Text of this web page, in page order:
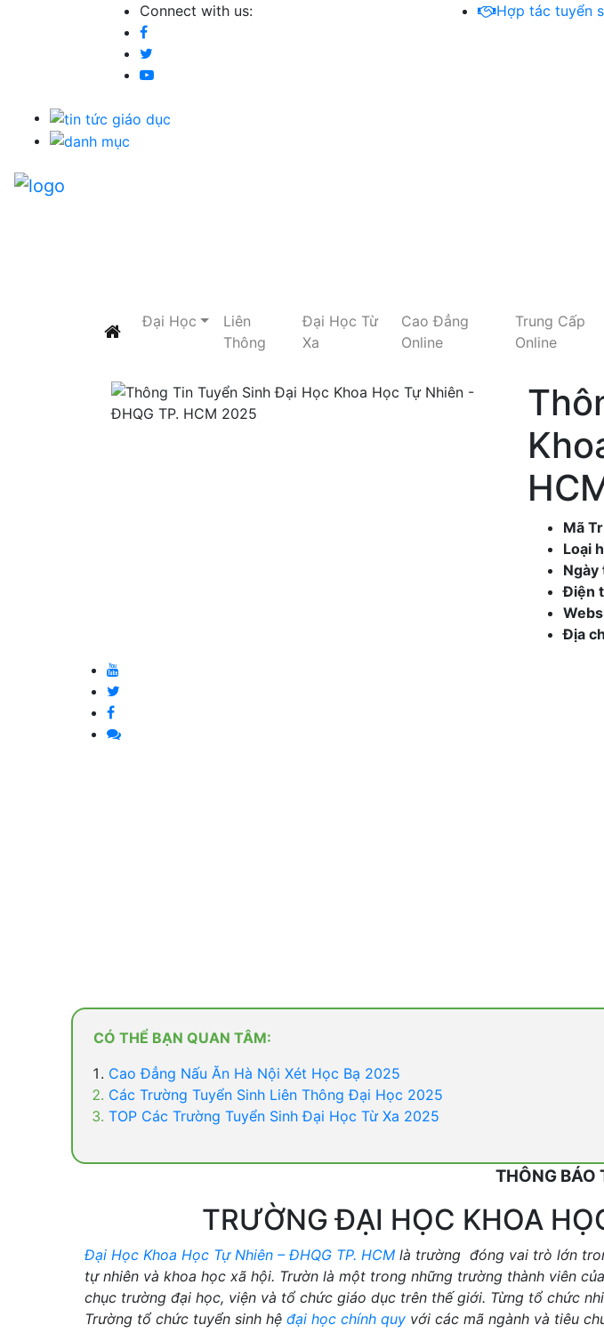
Connect with us: Hợp tác tuyển
Đại Học
Liên
Thông
Đại Học Từ
Xa
Cao Đẳng
Online
Trung Cấp
Online
Mã
Loại
Ngày
Điện
Địa
CÓ THỂ BẠN QUAN TÂM:
Cao Đẳng Nấu Ăn Hà Nội Xét Học Bạ 2025
Các Trường Tuyển Sinh Liên Thông Đại Học 2025
TOP Các Trường Tuyển Sinh Đại Học Từ Xa 2025
THÔNG BÁO
TRƯỜNG ĐẠI HỌC KHOA
Đại Học Khoa Học Tự Nhiên – ĐHQG TP. HCM là trường đóng vai trò lớn
tự nhiên và khoa học xã hội. Trườn là một trong những trường thành viên
chục trường đại học, viện và tổ chức giáo dục trên thế giới. Từng tổ chức
Trường tổ chức tuyển sinh hệ đại học chính quy với các mã ngành và tiêu